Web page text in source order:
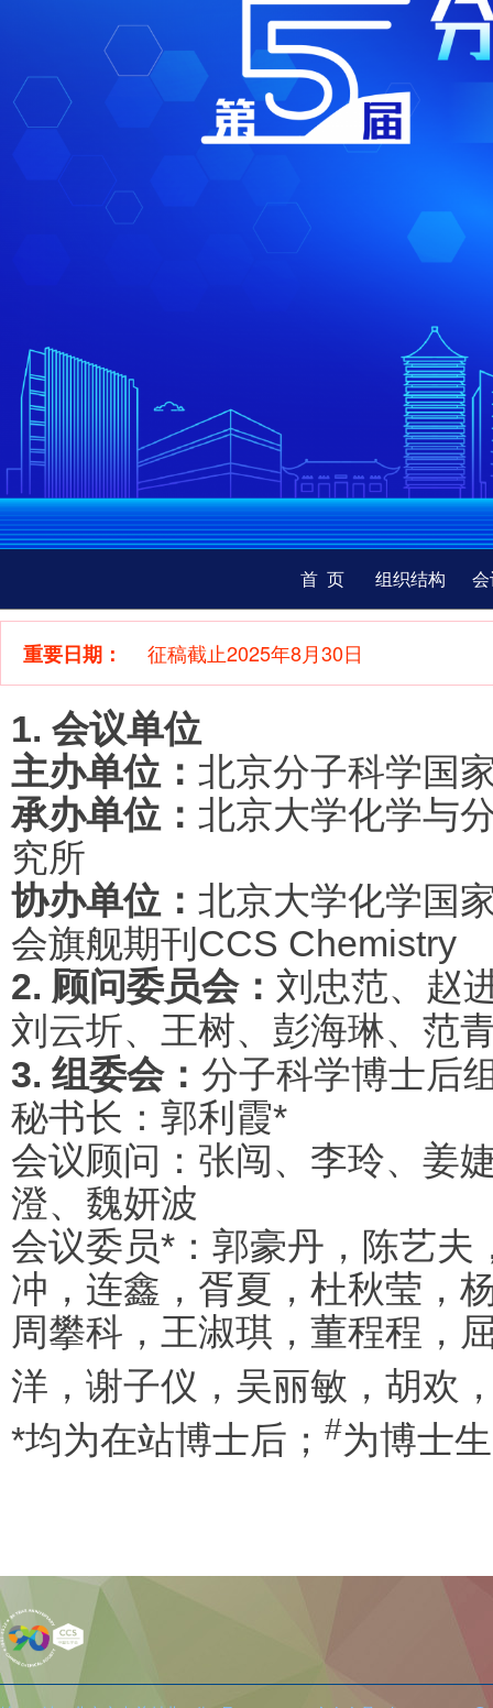
首 页 组织结构
重要日期： 征稿截止2025年8月30日
1. 会议单位
主办单位： 北京分子科学
承办单位： 北京大学化学与
究所
协办单位： 北京大学化学国
会旗舰期刊CCS Chemistry
2. 顾问委员会： 刘忠范、 赵
刘云圻、 王树、 彭海琳、范
3. 组委会： 分子科学博士后
秘书长：郭利霞*
会议顾问：张闯、李玲、姜
澄、魏妍波
会议委员*：郭豪丹，陈艺
冲，连鑫，胥夏，杜秋莹，
周攀科，王淑琪，董程程，
洋，谢子仪，吴丽敏， 胡欢
*均为在站博士后； #为博士生